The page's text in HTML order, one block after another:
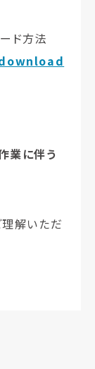
ド方法
業に伴う
解いただ